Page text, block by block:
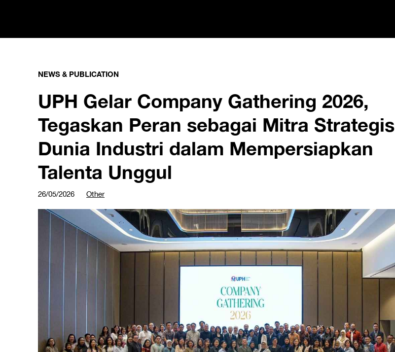
NEWS & PUBLICATION
UPH Gelar Company Gathering 2026,
Tegaskan Peran sebagai Mitra Strategis
Dunia Industri dalam Mempersiapkan
Talenta Unggul
26/05/2026 Other